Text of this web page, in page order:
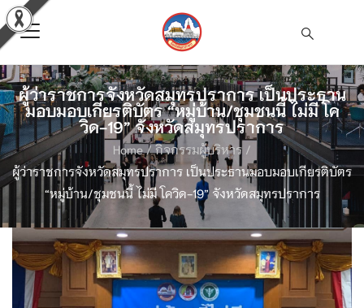
ผู้ว่าราชการจังหวัดสมุทรปราการ เป็นประธาน
มอบมอบเกียรติบัตร “หมู่บ้าน/ชุมชนนี้ ไม่มี โค
วิด-19” จังหวัดสมุทรปราการ
Home/ กิจกรรมผู้บริหาร /
ผู้ว่าราชการจังหวัดสมุทรปราการ เป็นประธานมอบมอบเกียรติบัตร
“หมู่บ้าน/ชุมชนนี้ ไม่มี โควิด-19” จังหวัดสมุทรปราการ